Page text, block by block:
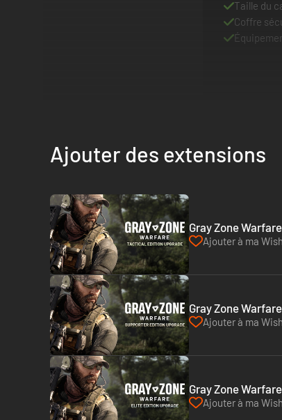
Taille du
Coffre
Ajouter des extensions
Gray Zone
Ajouter à ma
Gray Zone
Ajouter à ma
Gray Zone
Ajouter à ma